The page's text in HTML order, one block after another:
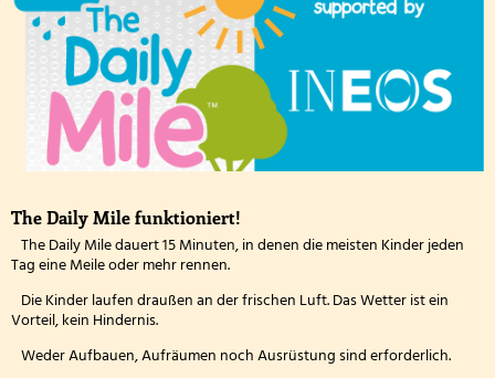
The Daily Mile funktioniert!
The Daily Mile dauert 15 Minuten, in denen die meisten Kinder jeden
Tag eine Meile oder mehr rennen.
Die Kinder laufen draußen an der frischen Luft. Das Wetter ist ein
Vorteil, kein Hindernis.
Weder Aufbauen, Aufräumen noch Ausrüstung sind erforderlich.